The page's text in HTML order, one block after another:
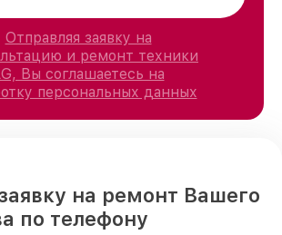
Отправляя заявку на
и ремонт техники
Вы соглашаетесь на
персональных данных
на ремонт Вашего
по телефону